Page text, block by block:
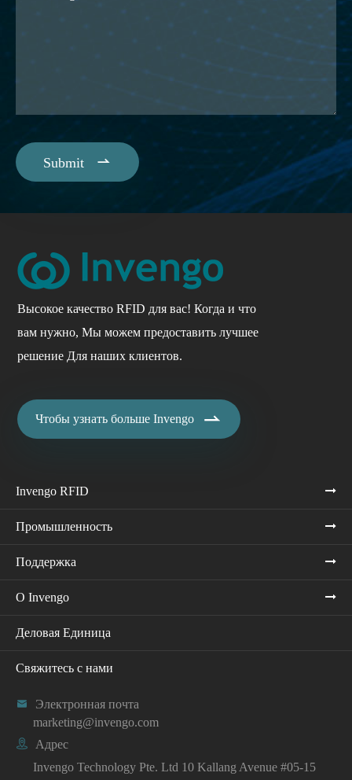
Submit 
Высокое качество RFID для вас! Когда и что
вам нужно, Мы можем предоставить лучшее
решение Для наших клиентов.
Чтобы узнать больше Invengo 
Invengo RFID
Промышленность
Поддержка
О Invengo
Деловая Единица
Свяжитесь с нами

Электронная почта
marketing@invengo.com

Адрес
Invengo Technology Pte. Ltd 10 Kallang Avenue #05-15